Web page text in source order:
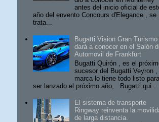
antes del inicio oficial de
año del envento Concours d'Elegance , se
trata...
Bugatti Vision Gran
dará a conocer en el Salón
Automovil de Frankfurt
Bugatti Quirón , es el
sucesor del Bugatti Veyron ,
marca lo tiene todo listo para
ser lanzado el próximo año, Bugatti qui...
El sistema de transporte
Ringway reinventa la
de larga distancia.